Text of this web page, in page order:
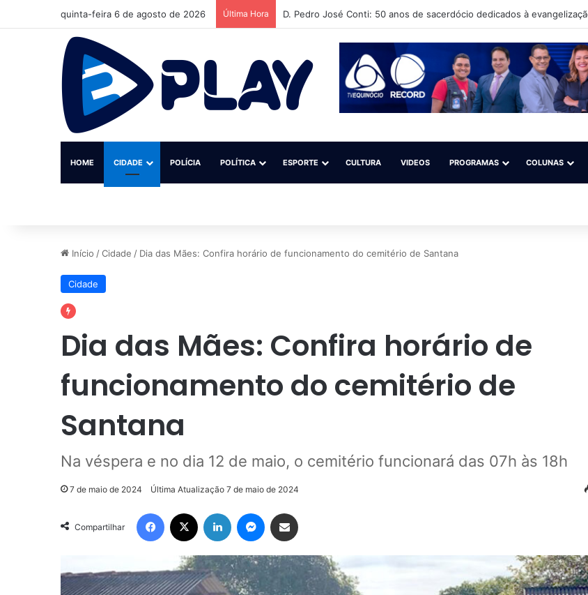
quinta-feira 6 de agosto de 2026 Última Hora D. Pedro José Conti: 50 anos de sacerdócio dedicados à
HOME CIDADE POLÍCIA POLÍTICA ESPORTE CULTURA VIDEOS PROGRAMAS COLUNAS
Início /Cidade / Dia das Mães: Confira horário de funcionamento do cemitério de Santana
Cidade
Dia das Mães: Confira horário de
funcionamento do cemitério de
Santana
Na véspera e no dia 12 de maio, o cemitério funcionará das 07h às 18h
7 de maio de 2024 Última Atualização 7 de maio de 2024
Compartilhar
Facebook Linkedin Messenger